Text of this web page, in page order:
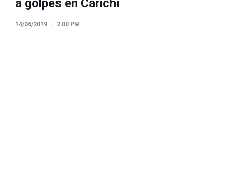
a golpes en Carichí
14/06/2019 2:00 PM